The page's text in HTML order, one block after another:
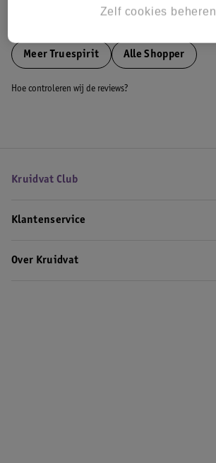
MeerTruespirit Alle Shopper
Hoe controleren wij de reviews?
Kruidvat Club
Klantenservice
Over Kruidvat
Zelf cookies beheren